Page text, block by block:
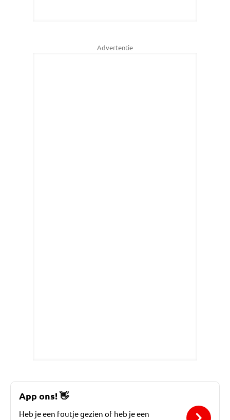
Advertentie
App ons!👋
Heb je een foutje gezien of heb je een